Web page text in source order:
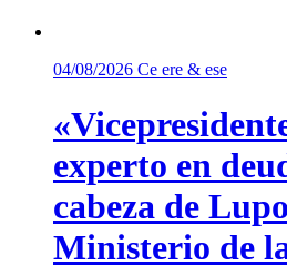
04/08/2026 Ce ere & ese
experto en
cabeza de
Ministerio de